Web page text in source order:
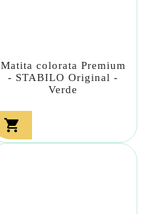
Matita colorata Premium
- STABILO Original -
Verde
